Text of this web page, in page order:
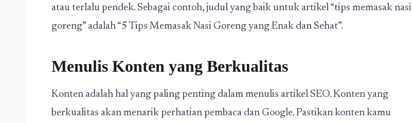
atau terlalu pendek. Sebagai contoh, judul yang baik untuk artikel “tips memasak nasi
goreng” adalah “5 Tips Memasak Nasi Goreng yang Enak dan Sehat”.
Menulis Konten yang Berkualitas
Konten adalah hal yang paling penting dalam menulis artikel SEO. Konten yang
berkualitas akan menarik perhatian pembaca dan Google. Pastikan konten kamu